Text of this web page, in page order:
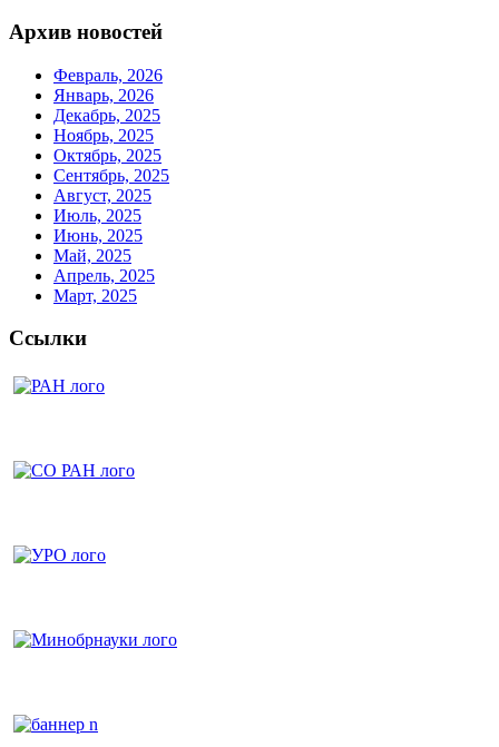
Архив новостей
Февраль, 2026
Январь, 2026
Декабрь, 2025
Ноябрь, 2025
Октябрь, 2025
Сентябрь, 2025
Август, 2025
Июль, 2025
Июнь, 2025
Май, 2025
Апрель, 2025
Март, 2025
Ссылки